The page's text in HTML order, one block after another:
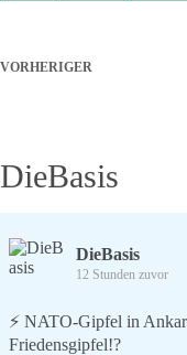
VORHERIGER
DieBasis
DieBasis
12 Stunden zuvor
⚡️ NATO-Gipfel in
Friedensgipfel!?